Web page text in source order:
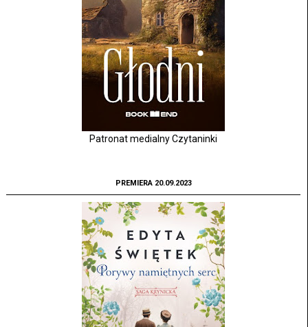
Patronat medialny Czytaninki
PREMIERA 20.09.2023